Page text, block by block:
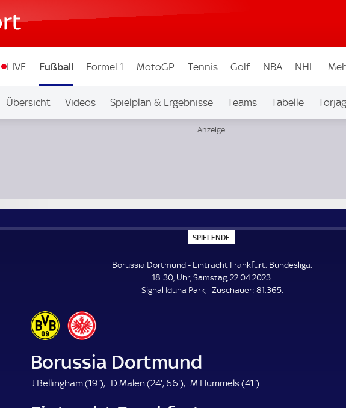
LIVE Fußball Formel 1 MotoGP Tennis Golf NBA NHL
Übersicht Videos Spielplan & Ergebnisse Teams Tabelle
SPIELENDE
P
E
L
E
N
Borussia Dortmund - Eintracht Frankfurt. Bundesliga.
18:30, Uhr, Samstag, 22.04.2023.
Signal Iduna Park
Zuschauer: Z
e
r
81.365.
Borussia Dortmund
J Bellingham (19'1) D Malen (24'2, 66'6
) M Hummels (41'4
)